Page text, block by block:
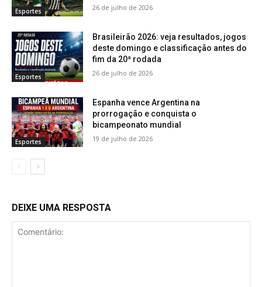
Esportes 26 de julho de 2026
Esportes
Brasileirão 2026: veja resultados, jogos
deste domingo e classificação antes do
fim da 20ª rodada
26 de julho de 2026
Esportes
Espanha vence Argentina na
prorrogação e conquista o
bicampeonato mundial
19 de julho de 2026
DEIXE UMA RESPOSTA